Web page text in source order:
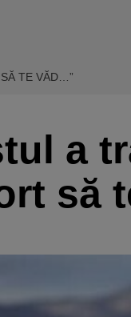
TE VĂD…”
a
să